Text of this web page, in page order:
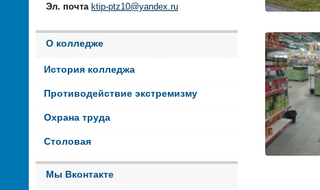
Эл. почта ktip-ptz10@yandex.ru
О колледже
История колледжа
Противодействие экстремизму
Охрана труда
Столовая
Мы Вконтакте